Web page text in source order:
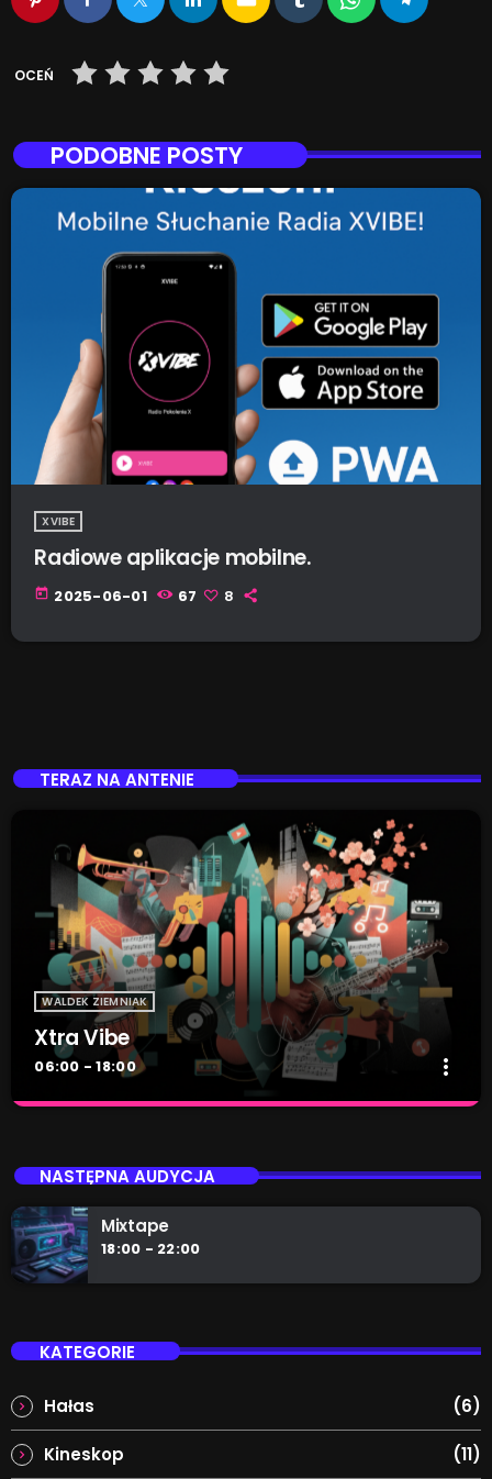
OCEŃ
PODOBNE POSTY
XVIBE
Radiowe aplikacje mobilne.
today 2025-06-01 67 8
TERAZ NA ANTENIE
WALDEK ZIEMNIAK
Xtra Vibe
06:00 - 18:00 more_vert
Zrelaksuj się z naszym radiem. Nie ważne czy po
szkole, po pracy, czy zwyczajnie ciężkim dniu. Teraz
jest czas dla Ciebie!
NASTĘPNA AUDYCJA
Mixtape
18:00 - 22:00
KATEGORIE
Hałas (6)
Kineskop (11)